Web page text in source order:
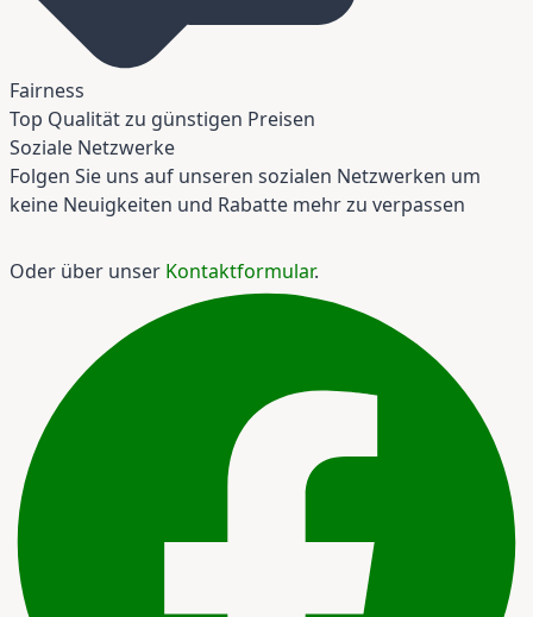
Fairness
Top Qualität zu günstigen Preisen
Soziale Netzwerke
Folgen Sie uns auf unseren sozialen Netzwerken um
keine Neuigkeiten und Rabatte mehr zu verpassen
Oder über unser Kontaktformular.